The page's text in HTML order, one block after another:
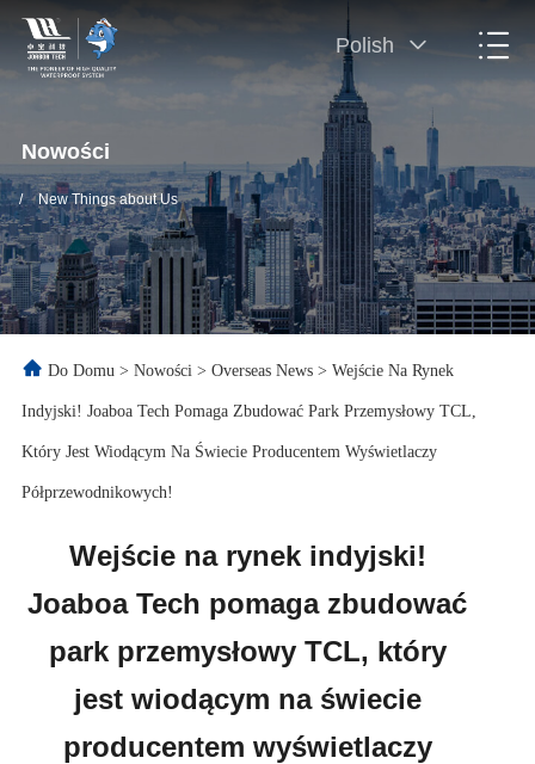
Polish
Nowości
/ New Things about Us
Do Domu > Nowości > Overseas News > Wejście Na Rynek
Indyjski! Joaboa Tech Pomaga Zbudować Park Przemysłowy TCL,
Który Jest Wiodącym Na Świecie Producentem Wyświetlaczy
Półprzewodnikowych!
Wejście na rynek indyjski!
Joaboa Tech pomaga zbudować
park przemysłowy TCL, który
jest wiodącym na świecie
producentem wyświetlaczy